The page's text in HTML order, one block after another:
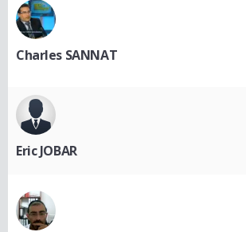
Charles SANNAT
Eric JOBAR